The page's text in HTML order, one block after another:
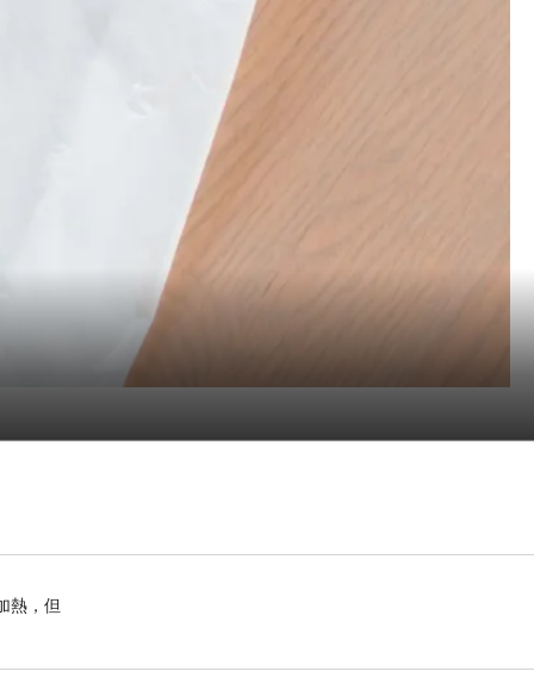
你知道嗎？這些看似「環保」的紙容器，其實
碗等紙製容器來裝湯，覺得這樣比較安全，但
熱，但